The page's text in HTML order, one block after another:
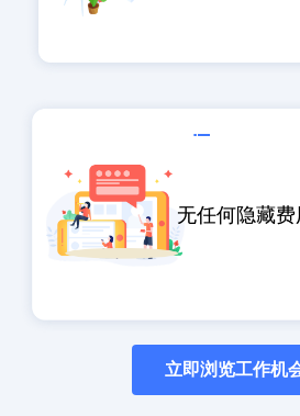
无任何隐藏费
立即浏览工作机